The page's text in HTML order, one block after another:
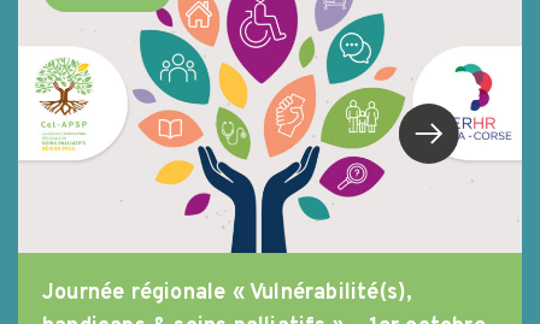
Journée régionale « Vulnérabilité(s),